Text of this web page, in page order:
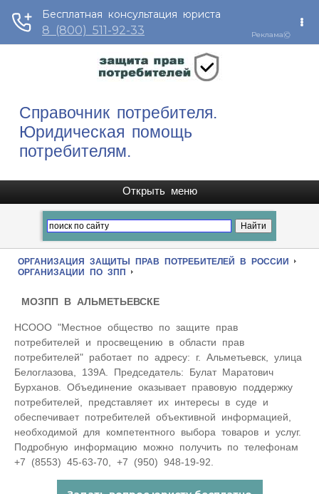
Справочник потребителя.
Юридическая помощь
потребителям.
ОРГАНИЗАЦИЯ ЗАЩИТЫ ПРАВ ПОТРЕБИТЕЛЕЙ В РОССИИ
ОРГАНИЗАЦИИ ПО ЗПП
МОЗПП В АЛЬМЕТЬЕВСКЕ
НСООО "Местное общество по защите прав
потребителей и просвещению в области прав
потребителей" работает по адресу: г. Альметьевск, улица
Белоглазова, 139А. Председатель: Булат Маратович
Бурханов. Объединение оказывает правовую поддержку
потребителей, представляет их интересы в суде и
обеспечивает потребителей объективной информацией,
необходимой для компетентного выбора товаров и услуг.
Подробную информацию можно получить по телефонам
+7 (8553) 45-63-70, +7 (950) 948-19-92.